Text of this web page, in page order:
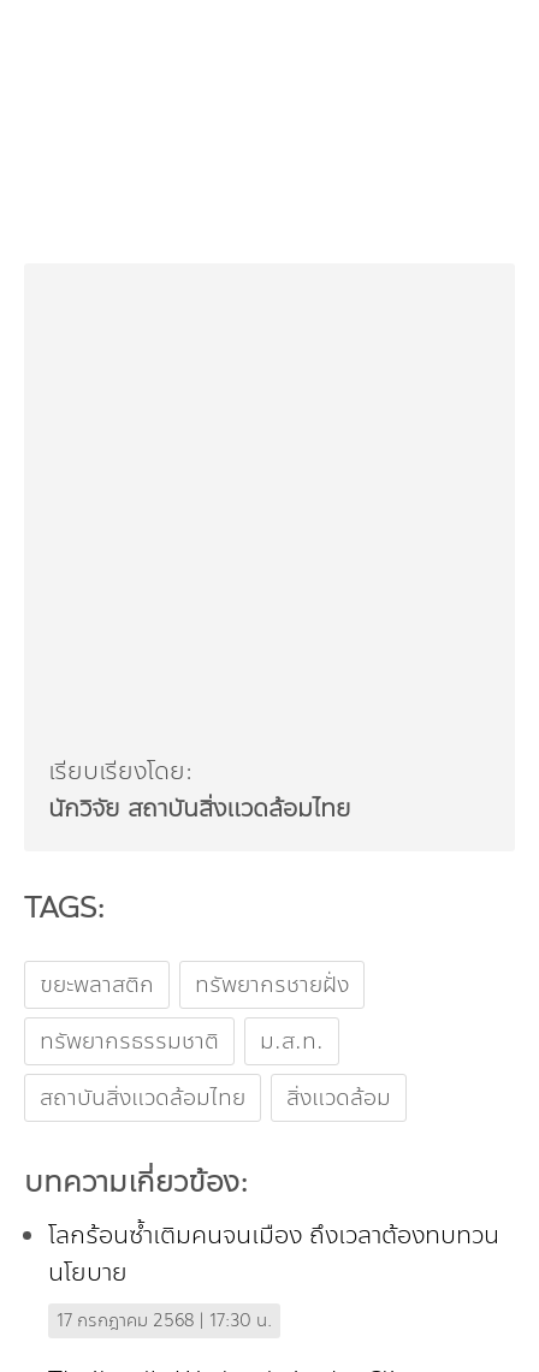
เรียบเรียงโดย:
นักวิจัย สถาบันสิ่งแวดล้อมไทย
TAGS:
ขยะพลาสติก
ทรัพยากรชายฝั่ง
ทรัพยากรธรรมชาติ
ม.ส.ท.
สถาบันสิ่งแวดล้อมไทย
สิ่งแวดล้อม
บทความเกี่ยวข้อง:
โลกร้อนซ้ำเติมคนจนเมือง ถึงเวลาต้องทบทวน
นโยบาย
17 กรกฎาคม 2568 | 17:30 น.